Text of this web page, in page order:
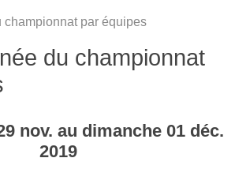
championnat par équipes
du championnat
nov. au dimanche 01 déc.
2019